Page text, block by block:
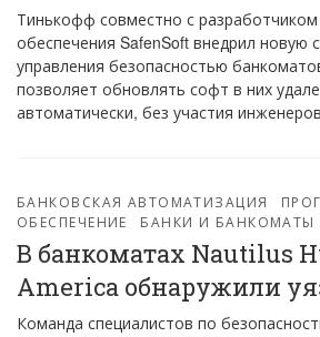
Тинькофф совместно с
обеспечения SafenSoft внедрил новую
управления безопасностью
позволяет обновлять софт в них
автоматически, без участия
БАНКОВСКАЯ АВТОМАТИЗАЦИЯ
ОБЕСПЕЧЕНИЕ
БАНКИ И БАНКОМАТЫ
В банкоматах Nautilus
America обнаружили
Команда специалистов по